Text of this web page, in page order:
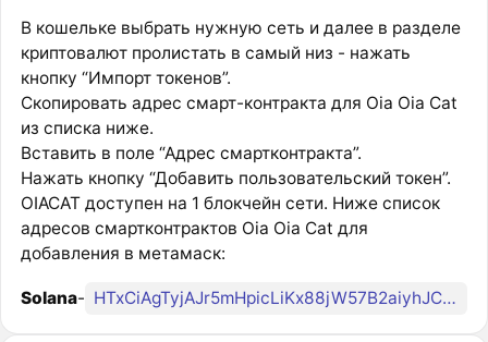
В кошельке выбрать нужную сеть и далее в разделе
криптовалют пролистать в самый низ - нажать
кнопку “Импорт токенов”.
Скопировать адрес смарт-контракта для Oia Oia Cat
из списка ниже.
Вставить в поле “Адрес смартконтракта”.
Нажать кнопку “Добавить пользовательский токен”.
OIACAT доступен на 1 блокчейн сети. Ниже список
адресов смартконтрактов Oia Oia Cat для
добавления в метамаск:
Solana- HTxCiAgTyjAJr5mHpicLiKx88jW57B2aiyhJCE23pump